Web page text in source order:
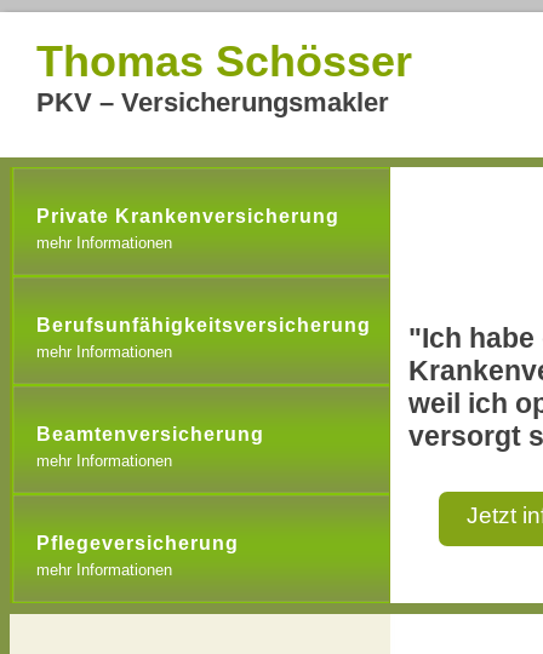
Thomas Schösser
PKV – Versicherungsmakler
Private Krankenversicherung
mehr Informationen
Berufsunfähigkeitsversicherung
mehr Informationen
Beamtenversicherung
mehr Informationen
Pflegeversicherung
mehr Informationen
"Ich habe
weil ich
versorgt
Jetzt